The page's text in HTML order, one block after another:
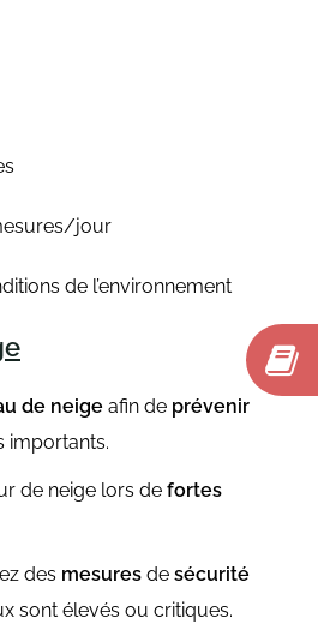
jour
de l’environnement
de neige afin de prévenir
importants.
de neige lors de fortes
des mesures de sécurité
sont élevés ou critiques.